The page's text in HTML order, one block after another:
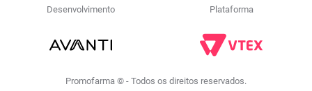
Desenvolvimento Plataforma
Promofarma © - Todos os direitos reservados.